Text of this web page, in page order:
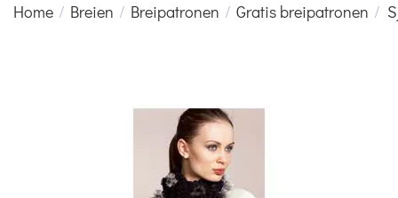
Home / Breien / Breipatronen / Gratis breipatronen /